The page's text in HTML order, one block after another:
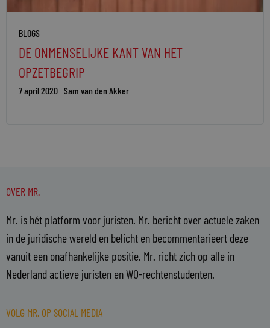
BLOGS
DE ONMENSELIJKE KANT VAN HET
OPZETBEGRIP
7 april 2020 Sam van den Akker
OVER MR.
Mr. is hét platform voor juristen. Mr. bericht over actuele zaken
in de juridische wereld en belicht en becommentarieert deze
vanuit een onafhankelijke positie. Mr. richt zich op alle in
Nederland actieve juristen en WO-rechtenstudenten.
VOLG MR. OP SOCIAL MEDIA